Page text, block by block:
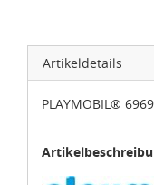
Artikeldetails
PLAYMOBIL®